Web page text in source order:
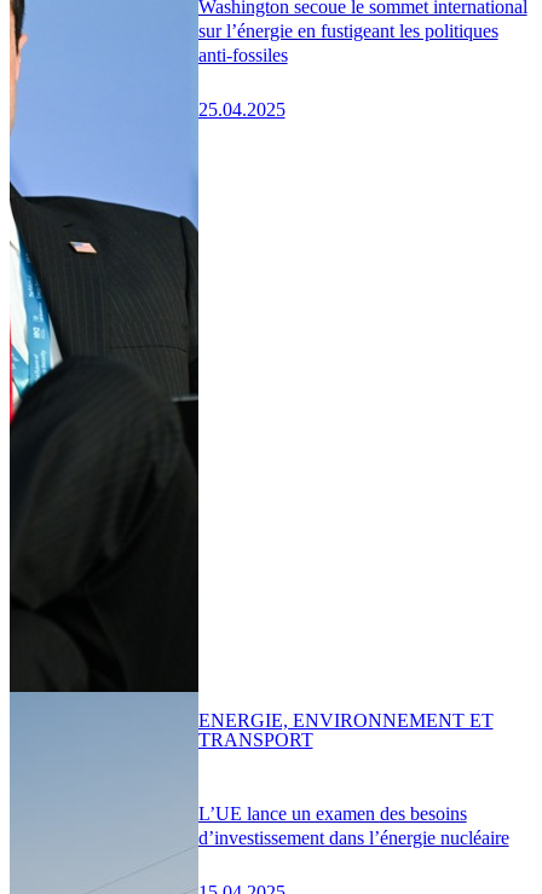
Washington secoue le sommet international
sur l’énergie en fustigeant les politiques
anti-fossiles
25.04.2025
L’UE lance un examen des besoins
d’investissement dans l’énergie nucléaire
ENERGIE, ENVIRONNEMENT ET
TRANSPORT